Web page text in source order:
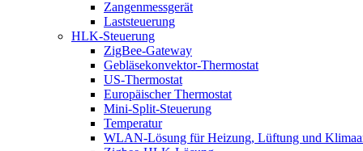
Zangenmessgerät
Laststeuerung
HLK-Steuerung
ZigBee-Gateway
Gebläsekonvektor-Thermostat
US-Thermostat
Europäischer Thermostat
Mini-Split-Steuerung
Temperatur
WLAN-Lösung für Heizung, Lüftung und